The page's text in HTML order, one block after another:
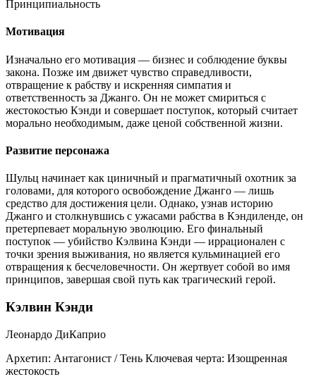
Принципиальность
Мотивация
Изначально его мотивация — бизнес и соблюдение буквы
закона. Позже им движет чувство справедливости,
отвращение к рабству и искренняя симпатия и
ответственность за Джанго. Он не может смириться с
жестокостью Кэнди и совершает поступок, который считает
морально необходимым, даже ценой собственной жизни.
Развитие персонажа
Шульц начинает как циничный и прагматичный охотник за
головами, для которого освобождение Джанго — лишь
средство для достижения цели. Однако, узнав историю
Джанго и столкнувшись с ужасами рабства в Кэндиленде, он
претерпевает моральную эволюцию. Его финальный
поступок — убийство Кэлвина Кэнди — иррационален с
точки зрения выживания, но является кульминацией его
отвращения к бесчеловечности. Он жертвует собой во имя
принципов, завершая свой путь как трагический герой.
Кэлвин Кэнди
Леонардо ДиКаприо
Архетип: Антагонист / Тень Ключевая черта: Изощренная
жестокость